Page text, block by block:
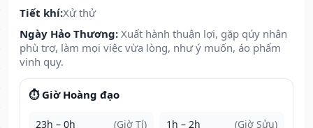
Tiết khí:Xử thử
Ngày Hảo Thương: Xuất hành thuận lợi, gặp qúy nhân
phù trợ, làm mọi việc vừa lòng, như ý muốn, áo phẩm
vinh quy.
⏱️ Giờ Hoàng đạo
23h – 0h (Giờ Tí) 1h – 2h (Giờ Sửu)